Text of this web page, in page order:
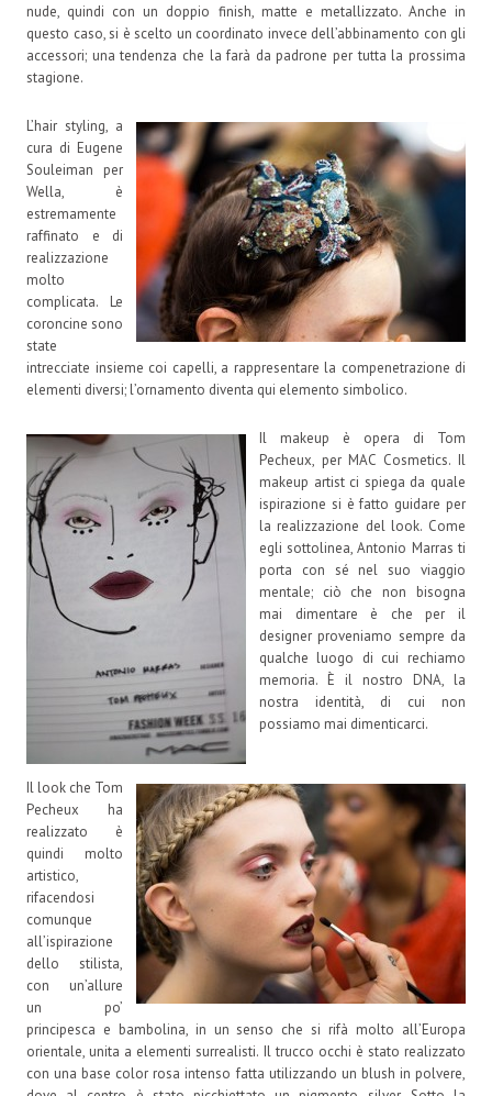
nude, quindi con un doppio finish, matte e metallizzato. Anche in
questo caso, si è scelto un coordinato invece dell’abbinamento con gli
accessori; una tendenza che la farà da padrone per tutta la prossima
stagione.
L’hair styling, a
cura di Eugene
Souleiman per
Wella, è
estremamente
raffinato e di
realizzazione
molto
complicata. Le
coroncine sono
state
intrecciate insieme coi capelli, a rappresentare la compenetrazione di
elementi diversi; l’ornamento diventa qui elemento simbolico.
Il makeup è opera di Tom
Pecheux, per MAC Cosmetics. Il
makeup artist ci spiega da quale
ispirazione si è fatto guidare per
la realizzazione del look. Come
egli sottolinea, Antonio Marras ti
porta con sé nel suo viaggio
mentale; ciò che non bisogna
mai dimentare è che per il
designer proveniamo sempre da
qualche luogo di cui rechiamo
memoria. È il nostro DNA, la
nostra identità, di cui non
possiamo mai dimenticarci.
Il look che Tom
Pecheux ha
realizzato è
quindi molto
artistico,
rifacendosi
comunque
all’ispirazione
dello stilista,
con un’allure
un po’
principesca e bambolina, in un senso che si rifà molto all’Europa
orientale, unita a elementi surrealisti. Il trucco occhi è stato realizzato
con una base color rosa intenso fatta utilizzando un blush in polvere,